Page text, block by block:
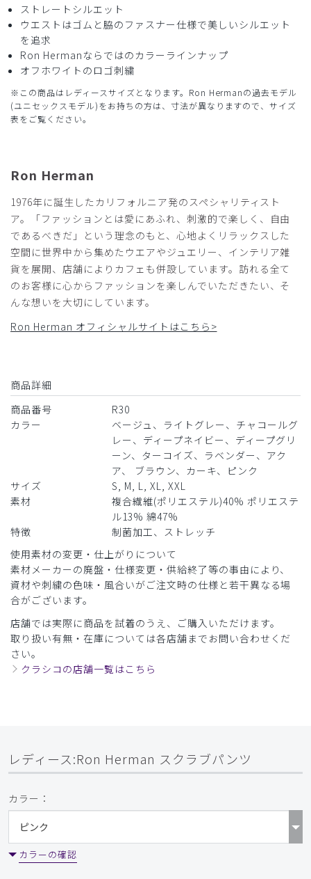
商品：R30レディース:Ron Herman スクラブパンツ/ベ
ージュ/XL
役に立った 0
年齢:30代 身長:
最高
サラサラして履き心地はいいし、
チャックが横なので座った時にお腹に当たる煩わしさもなく
他のカラーも欲しくなりました。
おしゃれなので通勤時もTシャツを合わせて着ていってしま
います。
商品：R30レディース:Ron Herman スクラブパンツ/デ
ストレートシルエット
ウエストはゴムと脇のファスナー仕様で美しいシルエット
を追求
Ron Hermanならではのカラーラインナップ
オフホワイトのロゴ刺繍
※この商品はレディースサイズとなります。Ron Hermanの過去モデル
(ユニセックスモデル)をお持ちの方は、寸法が異なりますので、サイズ
表をご覧ください。
Ron Herman
1976年に誕生したカリフォルニア発のスペシャリティスト
ア。「ファッションとは愛にあふれ、刺激的で楽しく、自由
であるべきだ」という理念のもと、心地よくリラックスした
空間に世界中から集めたウエアやジュエリー、インテリア雑
貨を展開、店舗によりカフェも併設しています。訪れる全て
のお客様に心からファッションを楽しんでいただきたい、そ
んな想いを大切にしています。
Ron Herman オフィシャルサイトはこちら>
商品詳細
商品番号
R30
カラー
ベージュ、ライトグレー、チャコールグ
レー、ディープネイビー、ディープグリ
ーン、ターコイズ、ラベンダー、アク
ア、 ブラウン、カーキ、ピンク
サイズ
S, M, L, XL, XXL
素材
複合繊維(ポリエステル)40% ポリエステ
ル13% 綿47%
特徴
制菌加工、ストレッチ
使用素材の変更・仕上がりについて
素材メーカーの廃盤・仕様変更・供給終了等の事由により、
資材や刺繍の色味・風合いがご注文時の仕様と若干異なる場
合がございます。
店舗では実際に商品を試着のうえ、ご購入いただけます。
取り扱い有無・在庫については各店舗までお問い合わせくだ
さい。
クラシコの店舗一覧はこちら
レディース:Ron Herman スクラブパンツ
カラー：
カラーの確認